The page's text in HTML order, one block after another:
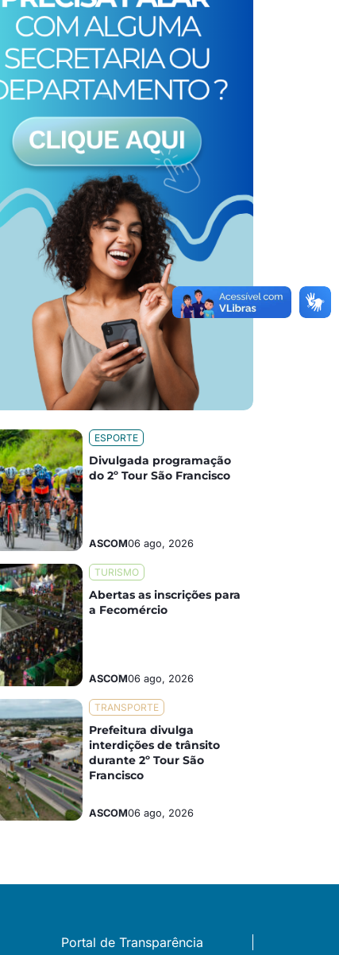
ESPORTE
Divulgada programação
do 2º Tour São Francisco
ASCOM06 ago, 2026
TURISMO
Abertas as inscrições para
a Fecomércio
ASCOM06 ago, 2026
TRANSPORTE
Prefeitura divulga
interdições de trânsito
durante 2º Tour São
Francisco
ASCOM06 ago, 2026
Portal de Transparência